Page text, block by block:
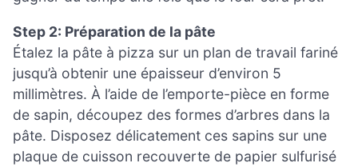
Step 2: Préparation de la pâte
Étalez la pâte à pizza sur un plan de travail fariné
jusqu’à obtenir une épaisseur d’environ 5
millimètres. À l’aide de l’emporte-pièce en forme
de sapin, découpez des formes d’arbres dans la
pâte. Disposez délicatement ces sapins sur une
plaque de cuisson recouverte de papier sulfurisé